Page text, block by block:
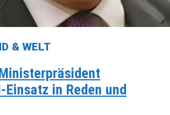
& WELT
in Reden und